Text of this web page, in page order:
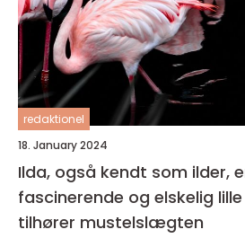
redaktionel
18. January 2024
Ilda, også kendt som ilder,
fascinerende og elskelig
tilhører mustelslægten